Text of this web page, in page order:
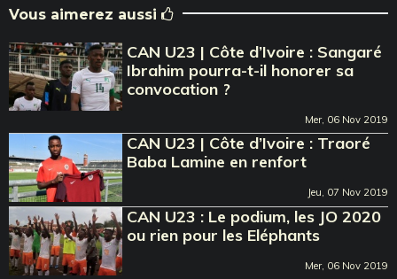
Vous aimerez aussi
CAN U23 | Côte d’Ivoire : Sangaré
Ibrahim pourra-t-il honorer sa
convocation ?
Mer, 06 Nov 2019
CAN U23 | Côte d’Ivoire : Traoré
Baba Lamine en renfort
Jeu, 07 Nov 2019
CAN U23 : Le podium, les JO 2020
ou rien pour les Eléphants
Mer, 06 Nov 2019